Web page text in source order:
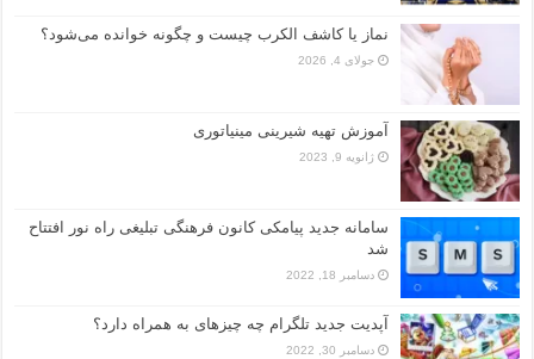
نماز یا کاشف الکرب چیست و چگونه خوانده می‌شود؟
جولای 4, 2026
آموزش تهیه شیرینی مینیاتوری
ژانویه 9, 2023
سامانه جدید پیامکی کانون فرهنگی تبلیغی راه نور افتتاح
شد
دسامبر 18, 2022
آپدیت جدید تلگرام چه چیزهای به همراه دارد؟
دسامبر 30, 2022